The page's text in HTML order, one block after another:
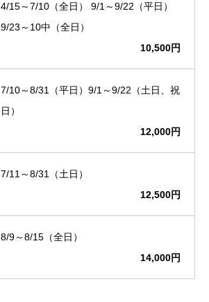
4/15～7/10（全日） 9/1～9/22（平日）
9/23～10中（全日）
10,500円
7/10～8/31（平日）9/1～9/22（土日、祝
日）
12,000円
7/11～8/31（土日）
12,500円
8/9～8/15（全日）
14,000円